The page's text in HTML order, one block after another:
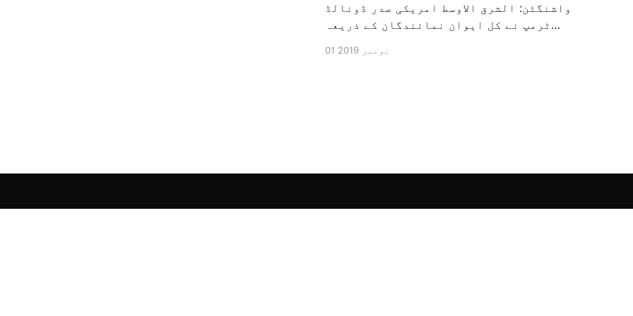
واشنگٹن: الشرق الاوسط امریکی صدر ڈونالڈ
ٹرمپ نے کل ایوان نمائندگان کے ذریعہ
جاری کرنے کے سلسلہ میں اپنی مذمت کا
01 نومبر 2019